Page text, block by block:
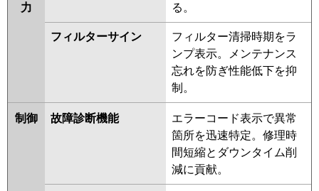
力
る。
フィルターサイン
フィルター清掃時期をラ
ンプ表示。メンテナンス
忘れを防ぎ性能低下を抑
制。
制御 故障診断機能
エラーコード表示で異常
箇所を迅速特定。修理時
間短縮とダウンタイム削
減に貢献。